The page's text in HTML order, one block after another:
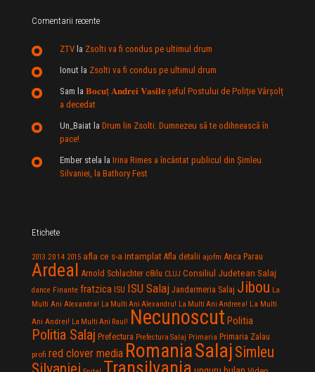
Comentarii recente
ZTV la Zsolti va fi condus pe ultimul drum
Ionut la Zsolti va fi condus pe ultimul drum
Sam la 𝐁𝐨𝐜𝐮ț 𝐀𝐧𝐝𝐫𝐞𝐢 𝐕𝐚𝐬𝐢𝐥e şeful Postului de Poliție Vârșolț
a decedat
Un_Baiat la Drum lin Zsolti. Dumnezeu sã te odihneascã în
pace!
Ember stela la Irina Rimes a încântat publicul din Şimleu
Silvaniei, la Bathory Fest
Etichete
2013 2014 2015 afla ce s-a intamplat Afla detalii ajofm Anca Parau
Ardeal Arnold Schlachter c8ilu CLUJ Consiliul Judetean Salaj
dance Finante fratzica ISU ISU Salaj Jandarmeria Salaj Jibou La
Multi Ani Alexandra! La Multi Ani Alexandru! La Multi Ani Andreea! La Multi
Ani Andrei! La Multi Ani Raul! Necunoscut Politia
Politia Salaj Prefectura Prefectura Salaj Primaria Primaria Zalau
profi red clover media RomaniaSalaj Simleu